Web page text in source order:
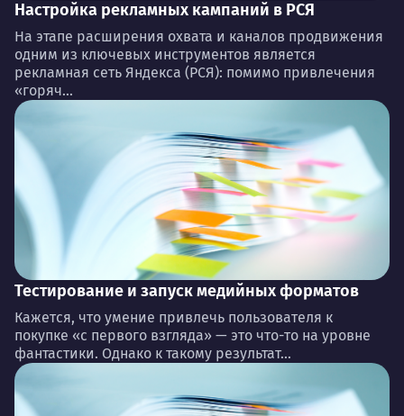
Настройка рекламных кампаний в РСЯ
На этапе расширения охвата и каналов продвижения
одним из ключевых инструментов является
рекламная сеть Яндекса (РСЯ): помимо привлечения
«горяч...
Тестирование и запуск медийных форматов
Кажется, что умение привлечь пользователя к
покупке «с первого взгляда» — это что-то на уровне
фантастики. Однако к такому результат...